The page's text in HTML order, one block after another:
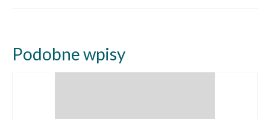
Podobne wpisy